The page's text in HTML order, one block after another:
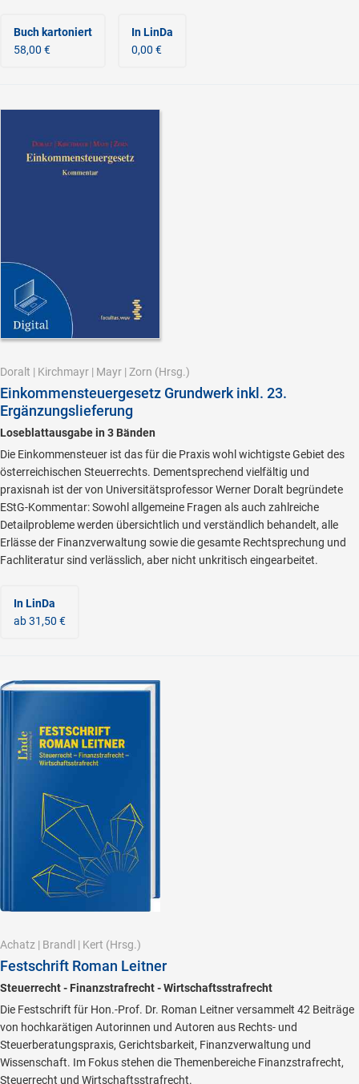
Buch kartoniert
58,00 €
In LinDa
0,00 €
Doralt | Kirchmayr | Mayr | Zorn (Hrsg.)
Einkommensteuergesetz Grundwerk inkl. 23.
Ergänzungslieferung
Loseblattausgabe in 3 Bänden
Die Einkommensteuer ist das für die Praxis wohl wichtigste Gebiet des
österreichischen Steuerrechts. Dementsprechend vielfältig und
praxisnah ist der von Universitätsprofessor Werner Doralt begründete
EStG-Kommentar: Sowohl allgemeine Fragen als auch zahlreiche
Detailprobleme werden übersichtlich und verständlich behandelt, alle
Erlässe der Finanzverwaltung sowie die gesamte Rechtsprechung und
Fachliteratur sind verlässlich, aber nicht unkritisch eingearbeitet.
In LinDa
ab 31,50 €
Achatz | Brandl | Kert (Hrsg.)
Festschrift Roman Leitner
Steuerrecht - Finanzstrafrecht - Wirtschaftsstrafrecht
Die Festschrift für Hon.-Prof. Dr. Roman Leitner versammelt 42 Beiträge
von hochkarätigen Autorinnen und Autoren aus Rechts- und
Steuerberatungspraxis, Gerichtsbarkeit, Finanzverwaltung und
Wissenschaft. Im Fokus stehen die Themenbereiche Finanzstrafrecht,
Steuerrecht und Wirtschaftsstrafrecht.